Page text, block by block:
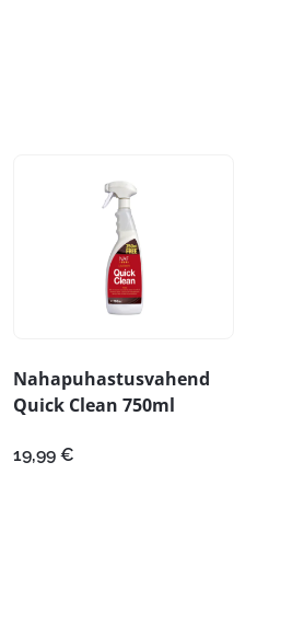
Nahapuhastusvahend
Quick Clean 750ml
19,99 €